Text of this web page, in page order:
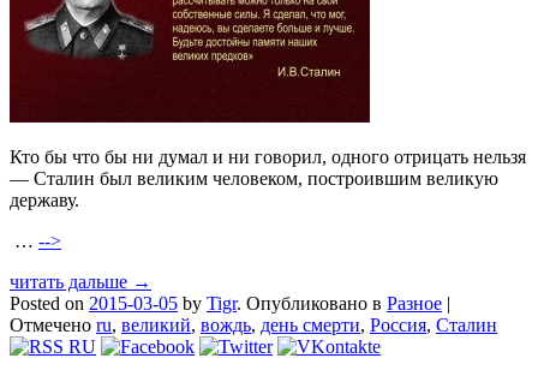
Кто бы что бы ни думал и ни говорил, одного отрицать нельзя
— Сталин был великим человеком, построившим великую
державу.
… -->
читать дальше →
Posted on 2015-03-05 by Tigr. Опубликовано в Разное |
Отмечено ru, великий, вождь, день смерти, Россия, Сталин